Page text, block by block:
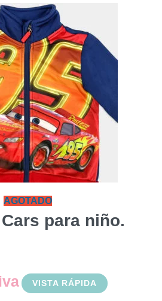
AGOTADO
para niño.
iva VISTA RÁPIDA